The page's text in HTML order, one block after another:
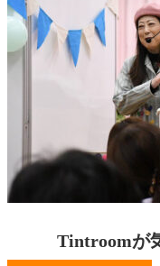
Tintroomが